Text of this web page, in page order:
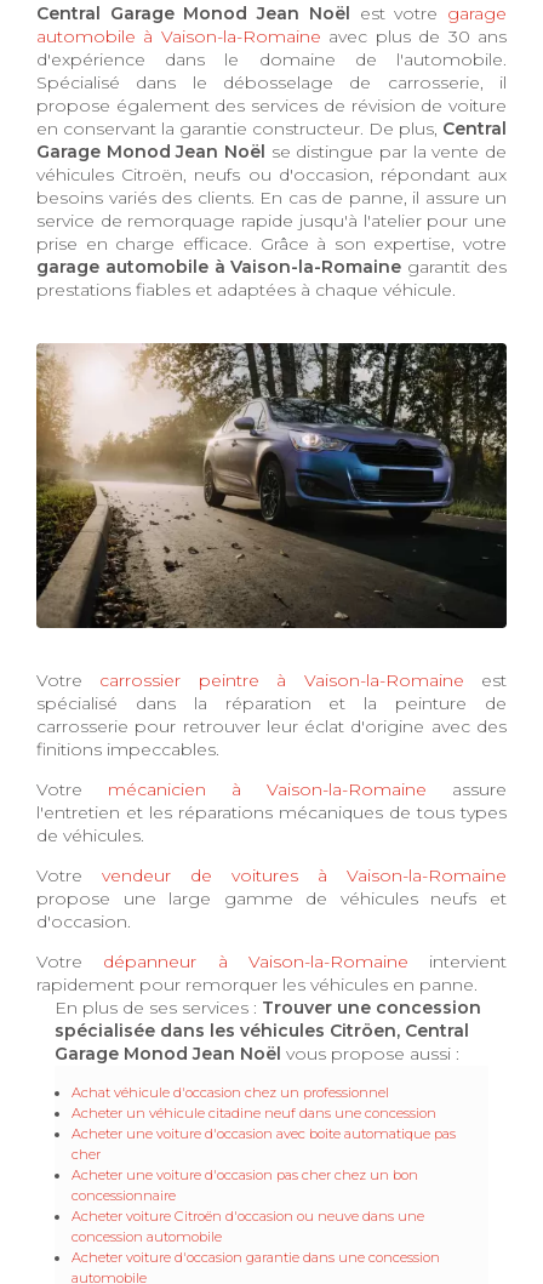
Central Garage Monod Jean Noël est votre garage
automobile à Vaison-la-Romaine avec plus de 30 ans
d'expérience dans le domaine de l'automobile.
Spécialisé dans le débosselage de carrosserie, il
propose également des services de révision de voiture
en conservant la garantie constructeur. De plus, Central
Garage Monod Jean Noël se distingue par la vente de
véhicules Citroën, neufs ou d'occasion, répondant aux
besoins variés des clients. En cas de panne, il assure un
service de remorquage rapide jusqu'à l'atelier pour une
prise en charge efficace. Grâce à son expertise, votre
garage automobile à Vaison-la-Romaine garantit des
prestations fiables et adaptées à chaque véhicule.
Votre carrossier peintre à Vaison-la-Romaine est
spécialisé dans la réparation et la peinture de
carrosserie pour retrouver leur éclat d'origine avec des
finitions impeccables.
Votre mécanicien à Vaison-la-Romaine assure
l'entretien et les réparations mécaniques de tous types
de véhicules.
Votre vendeur de voitures à Vaison-la-Romaine
propose une large gamme de véhicules neufs et
d'occasion.
Votre dépanneur à Vaison-la-Romaine intervient
rapidement pour remorquer les véhicules en panne.
En plus de ses services : Trouver une concession
spécialisée dans les véhicules Citröen, Central
Garage Monod Jean Noël vous propose aussi :
Achat véhicule d'occasion chez un professionnel
Acheter un véhicule citadine neuf dans une concession
Acheter une voiture d'occasion avec boite automatique pas
cher
Acheter une voiture d'occasion pas cher chez un bon
concessionnaire
Acheter voiture Citroën d'occasion ou neuve dans une
concession automobile
Acheter voiture d'occasion garantie dans une concession
automobile